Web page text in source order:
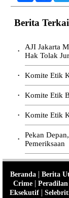
Berita
•
AJI Jakarta
Hak Tolak
• Komite Etik
• Komite Etik
• Komite Etik
•
Pekan
Pemeriksaan
Beranda| Berita
Crime | Peradilan
Eksekutif|